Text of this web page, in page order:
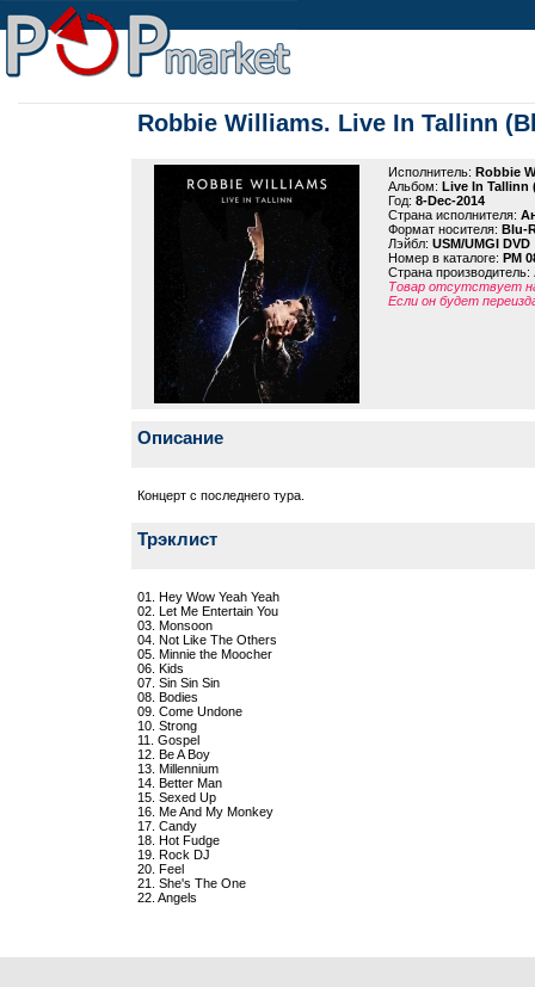
Robbie Williams. Live In Tallinn
Исполнитель: Robbie
Альбом: Live In Tallinn
Год: 8-Dec-2014
Страна исполнителя:
Формат носителя: Blu-
Лэйбл: USM/UMGI DVD
Номер в каталоге: PM
Страна производитель:
Товар отсутствует
Если он будет
Описание
Концерт с последнего тура.
Трэклист
01. Hey Wow Yeah Yeah
02. Let Me Entertain You
03. Monsoon
04. Not Like The Others
05. Minnie the Moocher
06. Kids
07. Sin Sin Sin
08. Bodies
09. Come Undone
10. Strong
11. Gospel
12. Be A Boy
13. Millennium
14. Better Man
15. Sexed Up
16. Me And My Monkey
17. Candy
18. Hot Fudge
19. Rock DJ
20. Feel
21. She's The One
22. Angels